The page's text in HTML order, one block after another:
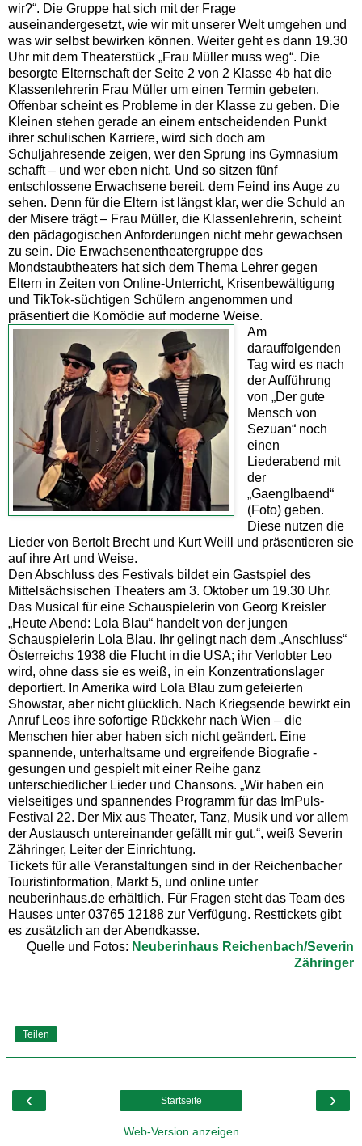
wir?“. Die Gruppe hat sich mit der Frage
auseinandergesetzt, wie wir mit unserer Welt umgehen und
was wir selbst bewirken können. Weiter geht es dann 19.30
Uhr mit dem Theaterstück „Frau Müller muss weg“. Die
besorgte Elternschaft der Seite 2 von 2 Klasse 4b hat die
Klassenlehrerin Frau Müller um einen Termin gebeten.
Offenbar scheint es Probleme in der Klasse zu geben. Die
Kleinen stehen gerade an einem entscheidenden Punkt
ihrer schulischen Karriere, wird sich doch am
Schuljahresende zeigen, wer den Sprung ins Gymnasium
schafft – und wer eben nicht. Und so sitzen fünf
entschlossene Erwachsene bereit, dem Feind ins Auge zu
sehen. Denn für die Eltern ist längst klar, wer die Schuld an
der Misere trägt – Frau Müller, die Klassenlehrerin, scheint
den pädagogischen Anforderungen nicht mehr gewachsen
zu sein. Die Erwachsenentheatergruppe des
Mondstaubtheaters hat sich dem Thema Lehrer gegen
Eltern in Zeiten von Online-Unterricht, Krisenbewältigung
und TikTok-süchtigen Schülern angenommen und
präsentiert die Komödie auf moderne Weise.
Am
darauffolgenden
Tag wird es nach
der Aufführung
von „Der gute
Mensch von
Sezuan“ noch
einen
Liederabend mit
der
„Gaenglbaend“
(Foto) geben.
Diese nutzen die
Lieder von Bertolt Brecht und Kurt Weill und präsentieren sie
auf ihre Art und Weise.
Den Abschluss des Festivals bildet ein Gastspiel des
Mittelsächsischen Theaters am 3. Oktober um 19.30 Uhr.
Das Musical für eine Schauspielerin von Georg Kreisler
„Heute Abend: Lola Blau“ handelt von der jungen
Schauspielerin Lola Blau. Ihr gelingt nach dem „Anschluss“
Österreichs 1938 die Flucht in die USA; ihr Verlobter Leo
wird, ohne dass sie es weiß, in ein Konzentrationslager
deportiert. In Amerika wird Lola Blau zum gefeierten
Showstar, aber nicht glücklich. Nach Kriegsende bewirkt ein
Anruf Leos ihre sofortige Rückkehr nach Wien – die
Menschen hier aber haben sich nicht geändert. Eine
spannende, unterhaltsame und ergreifende Biografie -
gesungen und gespielt mit einer Reihe ganz
unterschiedlicher Lieder und Chansons. „Wir haben ein
vielseitiges und spannendes Programm für das ImPuls-
Festival 22. Der Mix aus Theater, Tanz, Musik und vor allem
der Austausch untereinander gefällt mir gut.“, weiß Severin
Zähringer, Leiter der Einrichtung.
Tickets für alle Veranstaltungen sind in der Reichenbacher
Touristinformation, Markt 5, und online unter
neuberinhaus.de erhältlich. Für Fragen steht das Team des
Hauses unter 03765 12188 zur Verfügung. Resttickets gibt
es zusätzlich an der Abendkasse.
Quelle und Fotos: Neuberinhaus Reichenbach/Severin
Zähringer
Teilen
‹ ›
Startseite
Web-Version anzeigen